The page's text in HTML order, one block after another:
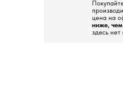
цена на
ниже,
здесь нет